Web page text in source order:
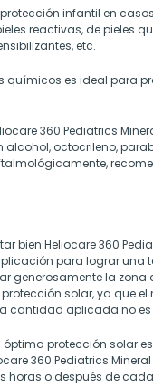
infantil en
reactivas, de pieles
etc.
químicos es ideal para
360 Pediatrics
alcohol, octocrileno,
bien Heliocare 360
para lograr una
generosamente la zona
solar, ya que el
cantidad aplicada no es
óptima protección solar
360 Pediatrics
horas o después de